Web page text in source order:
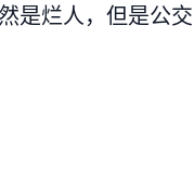
是烂人，但是公交